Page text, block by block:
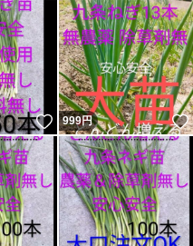
いいね！
999円